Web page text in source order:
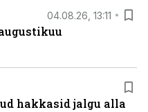
04.08.26, 13:11
hakkasid jalgu alla